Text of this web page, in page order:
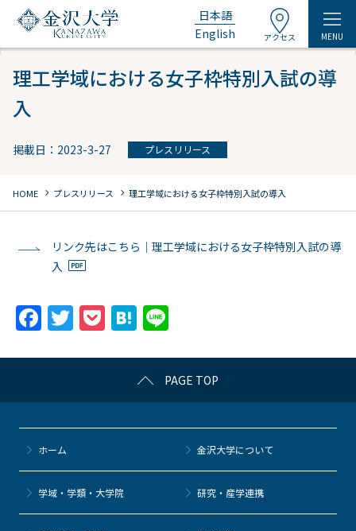
日本語
English
アクセス MENU
理工学域における女子枠特別入試の導
入
掲載日：2023-3-27 プレスリリース
HOME chevron_right プレスリリース chevron_right 理工学域における女子枠特別入試の導入
リンク先はこちら｜理工学域における女子枠特別入試の導
入
F
c
e
b
o
o
k
T
itt
er
P
c
k
et
H
e
n
a
e
PAGE TOP
ホーム 金沢大学について
学域・学類・大学院 研究・産学連携